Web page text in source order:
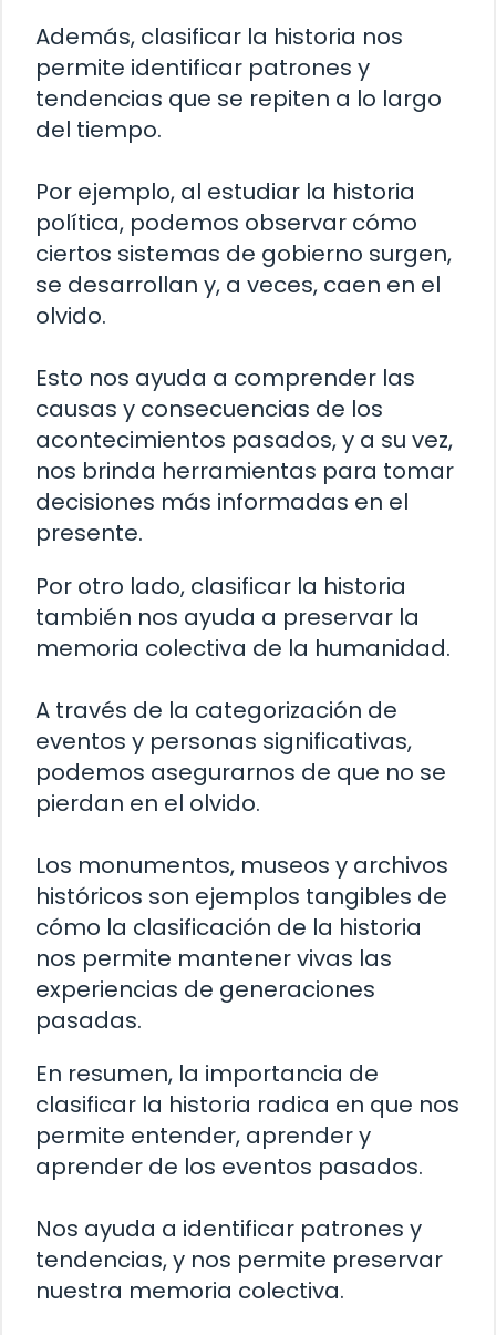
Además, clasificar la historia nos
permite identificar patrones y
tendencias que se repiten a lo largo
del tiempo.
Por ejemplo, al estudiar la historia
política, podemos observar cómo
ciertos sistemas de gobierno surgen,
se desarrollan y, a veces, caen en el
olvido.
Esto nos ayuda a comprender las
causas y consecuencias de los
acontecimientos pasados, y a su vez,
nos brinda herramientas para tomar
decisiones más informadas en el
presente.
Por otro lado, clasificar la historia
también nos ayuda a preservar la
memoria colectiva de la humanidad.
A través de la categorización de
eventos y personas significativas,
podemos asegurarnos de que no se
pierdan en el olvido.
Los monumentos, museos y archivos
históricos son ejemplos tangibles de
cómo la clasificación de la historia
nos permite mantener vivas las
experiencias de generaciones
pasadas.
En resumen, la importancia de
clasificar la historia radica en que nos
permite entender, aprender y
aprender de los eventos pasados.
Nos ayuda a identificar patrones y
tendencias, y nos permite preservar
nuestra memoria colectiva.